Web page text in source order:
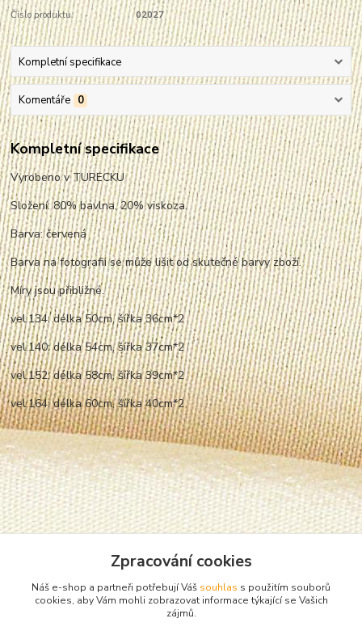
Číslo produktu: 02027
Kompletní specifikace
Komentáře 0
Kompletní specifikace
Vyrobeno v TURECKU
Složení: 80% bavlna, 20% viskoza.
Barva: červená
Barva na fotografii se může lišit od skutečné barvy zboží.
Míry jsou přibližné.
vel.134: délka 50cm, šířka 36cm*2
vel.140: délka 54cm, šířka 37cm*2
vel.152: délka 58cm, šířka 39cm*2
vel.164: délka 60cm, šířka 40cm*2
Zpracování cookies
Náš e-shop a partneři potřebují Váš souhlas s použitím souborů
cookies, aby Vám mohli zobrazovat informace týkající se Vašich
zájmů.